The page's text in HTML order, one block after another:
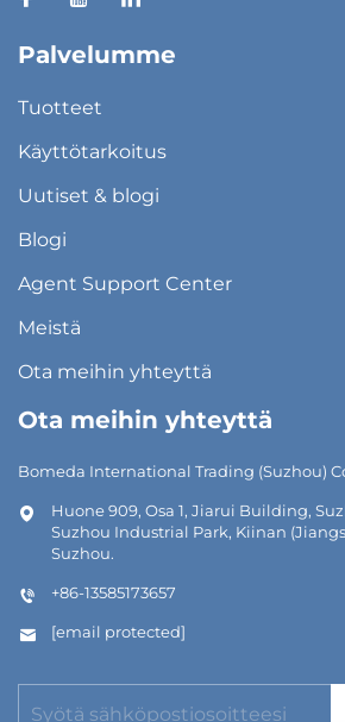
Palvelumme
Tuotteet
Käyttötarkoitus
Uutiset & blogi
Blogi
Agent Support Center
Meistä
Ota meihin yhteyttä
Ota meihin yhteyttä
Bomeda International Trading (Suzhou)
Huone 909, Osa 1, Jiarui Building,
Suzhou Industrial Park, Kiinan
Suzhou.
+86-13585173657
[email protected]